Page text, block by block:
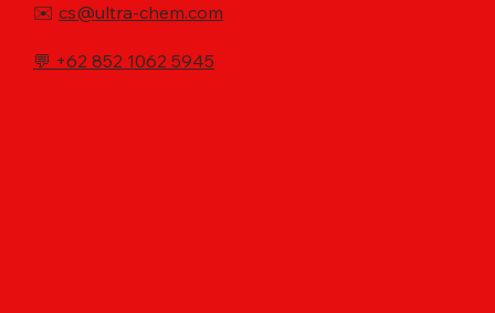
✉️ cs@ultra-chem.com
💬 +62 852 1062 5945